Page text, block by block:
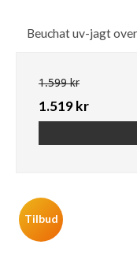
Beuchat uv-jagt
1.599 kr
1.519 kr
Tilbud